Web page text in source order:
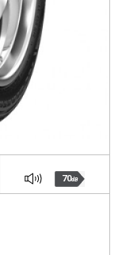
70dB